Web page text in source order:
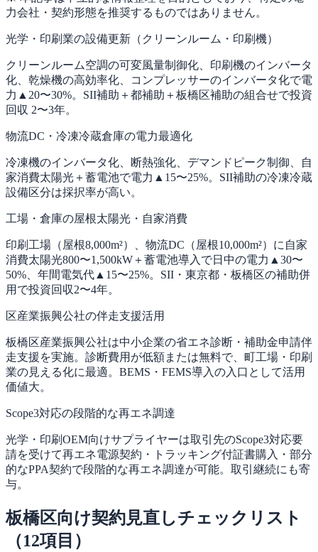
力会社・契約形態を推奨するものではありません。
光学・印刷業の設備更新（クリーンルーム・印刷機）
クリーンルーム空調の可変風量制御化、印刷機のインバータ
化、乾燥機の高効率化、コンプレッサーのインバータ化で電
力▲20〜30%。SII補助＋都補助＋板橋区補助の組合せで投資
回収 2〜3年。
物流DC・冷凍冷蔵倉庫の電力最適化
冷凍機のインバータ化、断熱強化、デマンドピーク制御、自
家消費太陽光＋蓄電池で電力▲15〜25%。SII補助の冷凍冷蔵
設備区分は採択率が高い。
工場・倉庫の屋根太陽光・自家消費
印刷工場（屋根8,000m²）、物流DC（屋根10,000m²）に自家
消費太陽光800〜1,500kW＋蓄電池導入で日中の電力▲30〜
50%、年間電気代▲15〜25%。SII・東京都・板橋区の補助併
用で投資回収2〜4年。
区産業振興公社の伴走支援活用
板橋区産業振興公社は中小企業の省エネ診断・補助金申請伴
走支援を実施。診断費用が低額または無料で、町工場・印刷
業の見える化に最適。BEMS・FEMS導入の入口として活用
価値大。
Scope3対応の段階的な再エネ調達
光学・印刷OEM向けサプライヤーは取引先のScope3対応要
請を受けて再エネ電源契約・トラッキング付証書購入・部分
的なPPA契約で段階的な再エネ調達が可能。取引継続にも寄
与。
板橋区向け契約見直しチェックリスト
（12項目）